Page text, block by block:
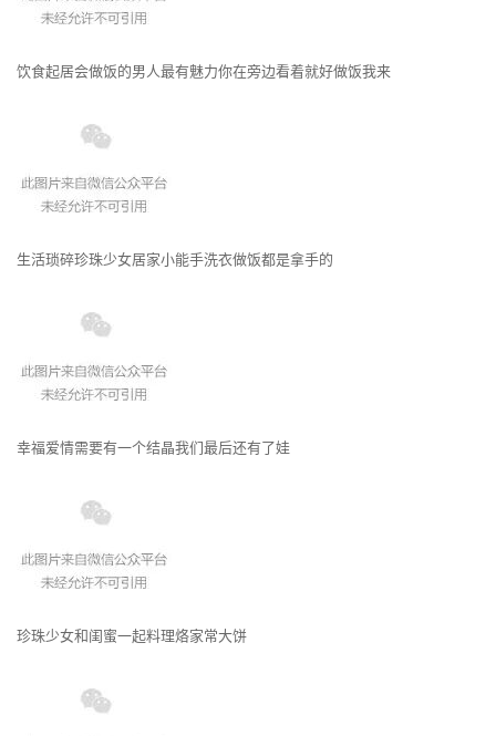
饮食起居会做饭的男人最有魅力你在旁边看着就好做饭我来
生活琐碎珍珠少女居家小能手洗衣做饭都是拿手的
幸福爱情需要有一个结晶我们最后还有了娃
珍珠少女和闺蜜一起料理烙家常大饼